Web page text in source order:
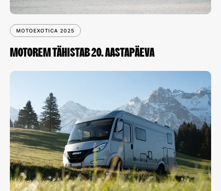
MOTOEXOTICA 2025
MOTOREM TÄHISTAB 20. AASTAPÄEVA